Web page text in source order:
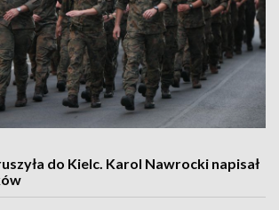
do Kielc. Karol Nawrocki napisał